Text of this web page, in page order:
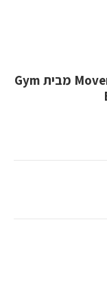
הודיס קרופ מקולקציית Movement Mesh מבית Gym